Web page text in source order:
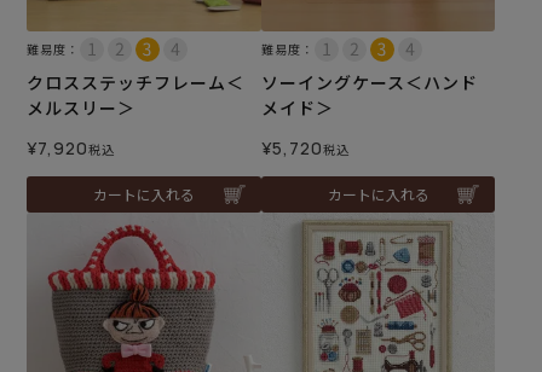
難易度：
クロスステッチフレーム＜
メルスリー＞
¥7,920税込
カートに入れる
難易度：
ソーイングケース＜ハンド
メイド＞
¥5,720税込
カートに入れる